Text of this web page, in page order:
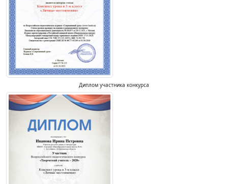
Диплом участника конкурса